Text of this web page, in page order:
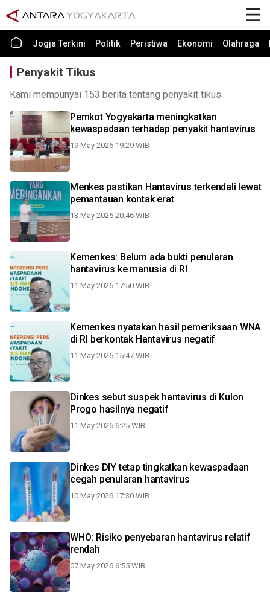
Jogja Terkini Politik Peristiwa Ekonomi Olahraga
Penyakit Tikus
Kami mempunyai 153 berita tentang penyakit tikus.
Pemkot Yogyakarta meningkatkan
kewaspadaan terhadap penyakit hantavirus
19 May 2026 19:29 WIB
Menkes pastikan Hantavirus terkendali lewat
pemantauan kontak erat
13 May 2026 20:46 WIB
Kemenkes: Belum ada bukti penularan
hantavirus ke manusia di RI
11 May 2026 17:50 WIB
Kemenkes nyatakan hasil pemeriksaan WNA
di RI berkontak Hantavirus negatif
11 May 2026 15:47 WIB
Dinkes sebut suspek hantavirus di Kulon
Progo hasilnya negatif
11 May 2026 6:25 WIB
Dinkes DIY tetap tingkatkan kewaspadaan
cegah penularan hantavirus
10 May 2026 17:30 WIB
WHO: Risiko penyebaran hantavirus relatif
rendah
07 May 2026 6:55 WIB